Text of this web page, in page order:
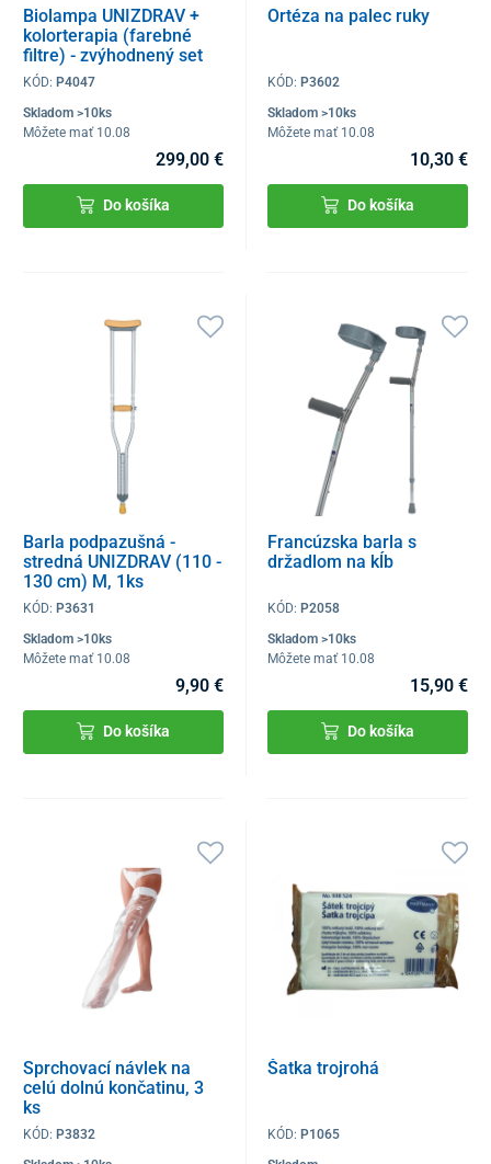
Biolampa UNIZDRAV +
kolorterapia (farebné
filtre) - zvýhodnený set
KÓD: P4047
Skladom >10ks
Môžete mať 10.08
299,00 €
Do košíka
Ortéza na palec ruky
KÓD:P3602
Skladom >10ks
Môžete mať 10.08
10,30 €
Do košíka
Barla podpazušná -
stredná UNIZDRAV (110 -
130 cm) M, 1ks
KÓD: P3631
Skladom >10ks
Môžete mať 10.08
9,90 €
Do košíka
Francúzska barla s
držadlom na kĺb
KÓD:P2058
Skladom >10ks
Môžete mať 10.08
15,90 €
Do košíka
Sprchovací návlek na
celú dolnú končatinu, 3
ks
KÓD: P3832
Šatka trojrohá
KÓD:P1065